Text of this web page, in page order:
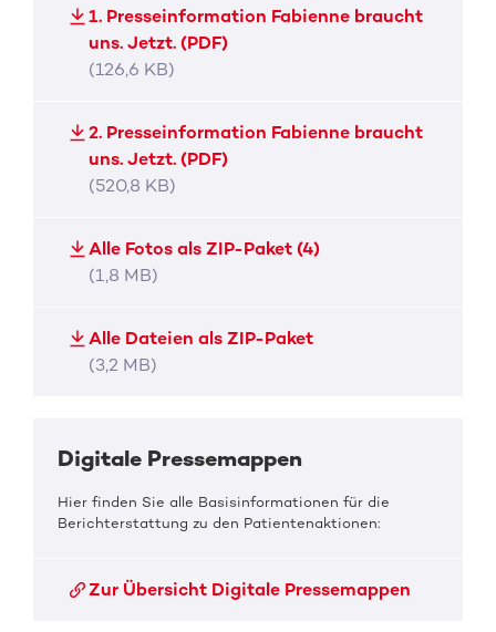
1. Presseinformation Fabienne braucht
uns. Jetzt. (PDF)
(126,6 KB)
2. Presseinformation Fabienne braucht
uns. Jetzt. (PDF)
(520,8 KB)
Alle Fotos als ZIP-Paket (4)
(1,8 MB)
Alle Dateien als ZIP-Paket
(3,2 MB)
Digitale Pressemappen
Hier finden Sie alle Basisinformationen für die
Berichterstattung zu den Patientenaktionen:
Zur Übersicht Digitale Pressemappen